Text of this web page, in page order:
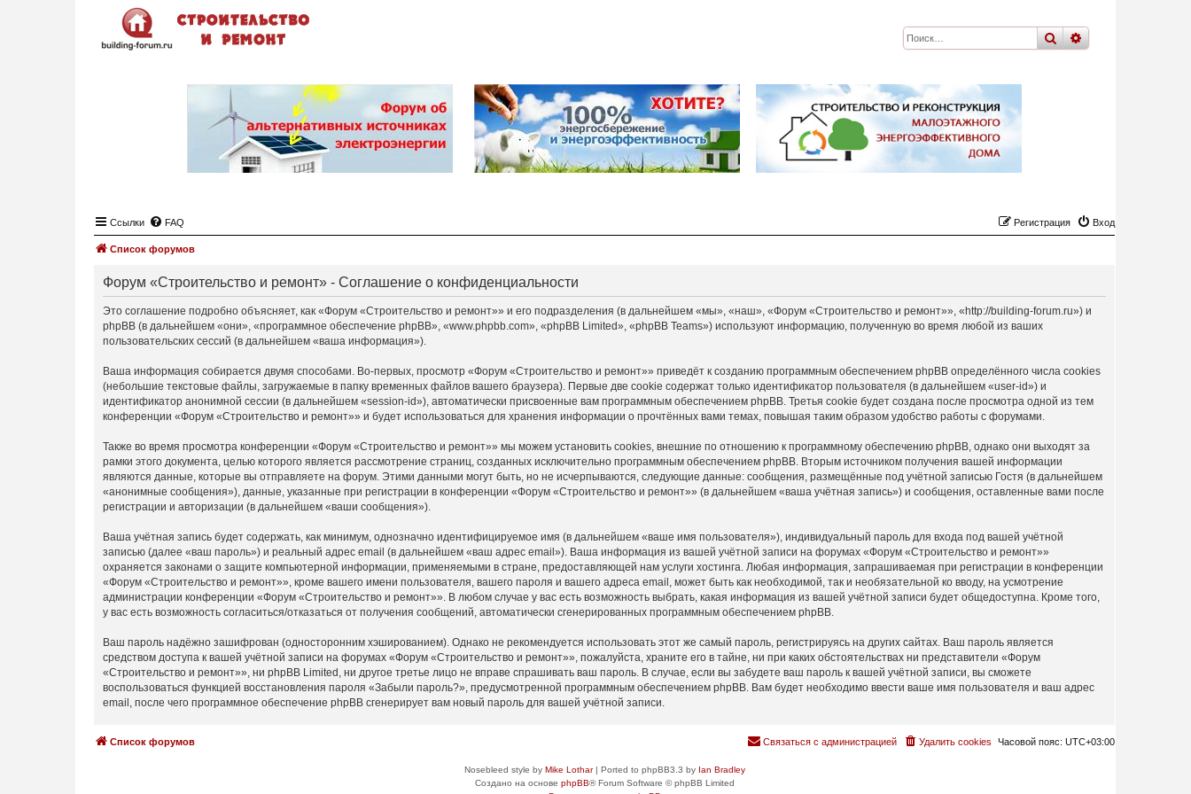
поискрасширенный
Ссылки FAQ Вход
Регистрация
Список форумов
Форум «Строительство и ремонт» - Соглашение о конфиденциальности
Это соглашение подробно объясняет, как «Форум «Строительство и ремонт»» и его подразделения (в дальнейшем «мы», «наш», «Форум «Строительство и ремонт»», «http://building-forum.ru») и
phpBB (в дальнейшем «они», «программное обеспечение phpBB», «www.phpbb.com», «phpBB Limited», «phpBB Teams») используют информацию, полученную во время любой из ваших
пользовательских сессий (в дальнейшем «ваша информация»).
Ваша информация собирается двумя способами. Во-первых, просмотр «Форум «Строительство и ремонт»» приведёт к созданию программным обеспечением phpBB определённого числа cookies
(небольшие текстовые файлы, загружаемые в папку временных файлов вашего браузера). Первые две cookie содержат только идентификатор пользователя (в дальнейшем «user-id») и
идентификатор анонимной сессии (в дальнейшем «session-id»), автоматически присвоенные вам программным обеспечением phpBB. Третья cookie будет создана после просмотра одной из тем
конференции «Форум «Строительство и ремонт»» и будет использоваться для хранения информации о прочтённых вами темах, повышая таким образом удобство работы с форумами.
Также во время просмотра конференции «Форум «Строительство и ремонт»» мы можем установить cookies, внешние по отношению к программному обеспечению phpBB, однако они выходят за
рамки этого документа, целью которого является рассмотрение страниц, созданных исключительно программным обеспечением phpBB. Вторым источником получения вашей информации
являются данные, которые вы отправляете на форум. Этими данными могут быть, но не исчерпываются, следующие данные: сообщения, размещённые под учётной записью Гостя (в дальнейшем
«анонимные сообщения»), данные, указанные при регистрации в конференции «Форум «Строительство и ремонт»» (в дальнейшем «ваша учётная запись») и сообщения, оставленные вами после
регистрации и авторизации (в дальнейшем «ваши сообщения»).
Ваша учётная запись будет содержать, как минимум, однозначно идентифицируемое имя (в дальнейшем «ваше имя пользователя»), индивидуальный пароль для входа под вашей учётной
записью (далее «ваш пароль») и реальный адрес email (в дальнейшем «ваш адрес email»). Ваша информация из вашей учётной записи на форумах «Форум «Строительство и ремонт»»
охраняется законами о защите компьютерной информации, применяемыми в стране, предоставляющей нам услуги хостинга. Любая информация, запрашиваемая при регистрации в конференции
«Форум «Строительство и ремонт»», кроме вашего имени пользователя, вашего пароля и вашего адреса email, может быть как необходимой, так и необязательной ко вводу, на усмотрение
администрации конференции «Форум «Строительство и ремонт»». В любом случае у вас есть возможность выбрать, какая информация из вашей учётной записи будет общедоступна. Кроме того,
у вас есть возможность согласиться/отказаться от получения сообщений, автоматически сгенерированных программным обеспечением phpBB.
Ваш пароль надёжно зашифрован (односторонним хэшированием). Однако не рекомендуется использовать этот же самый пароль, регистрируясь на других сайтах. Ваш пароль является
средством доступа к вашей учётной записи на форумах «Форум «Строительство и ремонт»», пожалуйста, храните его в тайне, ни при каких обстоятельствах ни представители «Форум
«Строительство и ремонт»», ни phpBB Limited, ни другое третье лицо не вправе спрашивать ваш пароль. В случае, если вы забудете ваш пароль к вашей учётной записи, вы сможете
воспользоваться функцией восстановления пароля «Забыли пароль?», предусмотренной программным обеспечением phpBB. Вам будет необходимо ввести ваше имя пользователя и ваш адрес
email, после чего программное обеспечение phpBB сгенерирует вам новый пароль для вашей учётной записи.
Список форумов Часовой пояс: UTC+03:00
Удалить cookies
Связаться с администрацией
Nosebleed style by Mike Lothar| Ported to phpBB3.3 by Ian Bradley
Создано на основе phpBB® Forum Software © phpBB Limited